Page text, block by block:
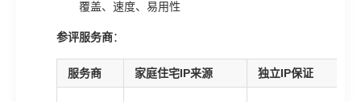
覆盖、速度、易用性
参评服务商：
服务商 家庭住宅IP来源 独立IP保证